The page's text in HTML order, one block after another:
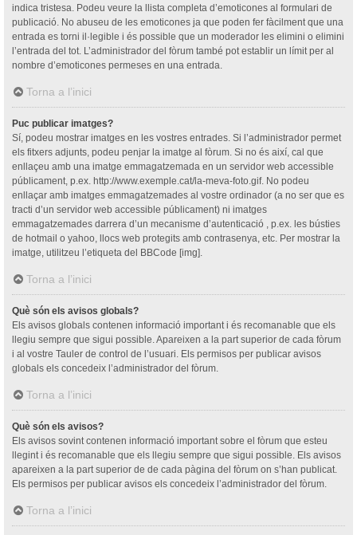
indica tristesa. Podeu veure la llista completa d’emoticones al formulari de
publicació. No abuseu de les emoticones ja que poden fer fàcilment que una
entrada es torni il·legible i és possible que un moderador les elimini o elimini
l’entrada del tot. L’administrador del fòrum també pot establir un límit per al
nombre d’emoticones permeses en una entrada.
Torna a l’inici
Puc publicar imatges?
Sí, podeu mostrar imatges en les vostres entrades. Si l’administrador permet
els fitxers adjunts, podeu penjar la imatge al fòrum. Si no és així, cal que
enllaçeu amb una imatge emmagatzemada en un servidor web accessible
públicament, p.ex. http://www.exemple.cat/la-meva-foto.gif. No podeu
enllaçar amb imatges emmagatzemades al vostre ordinador (a no ser que es
tracti d’un servidor web accessible públicament) ni imatges
emmagatzemades darrera d’un mecanisme d’autenticació , p.ex. les bústies
de hotmail o yahoo, llocs web protegits amb contrasenya, etc. Per mostrar la
imatge, utilitzeu l’etiqueta del BBCode [img].
Torna a l’inici
Què són els avisos globals?
Els avisos globals contenen informació important i és recomanable que els
llegiu sempre que sigui possible. Apareixen a la part superior de cada fòrum
i al vostre Tauler de control de l’usuari. Els permisos per publicar avisos
globals els concedeix l’administrador del fòrum.
Torna a l’inici
Què són els avisos?
Els avisos sovint contenen informació important sobre el fòrum que esteu
llegint i és recomanable que els llegiu sempre que sigui possible. Els avisos
apareixen a la part superior de de cada pàgina del fòrum on s’han publicat.
Els permisos per publicar avisos els concedeix l’administrador del fòrum.
Torna a l’inici